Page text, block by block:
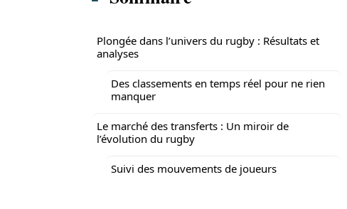
Plongée dans l’univers du rugby : Résultats et
analyses
Des classements en temps réel pour ne rien
manquer
Le marché des transferts : Un miroir de
l’évolution du rugby
Suivi des mouvements de joueurs